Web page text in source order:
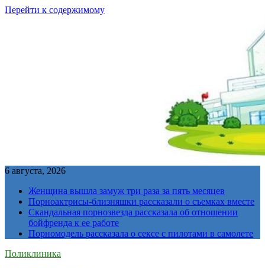
Перейти к содержимому
6 августа, 2026
Женщина вышла замуж три раза за пять месяцев
Порноактрисы-близняшки рассказали о съемках вместе
Скандальная порнозвезда рассказала об отношении
бойфренда к ее работе
Порномодель рассказала о сексе с пилотами в самолете
Поликлиника